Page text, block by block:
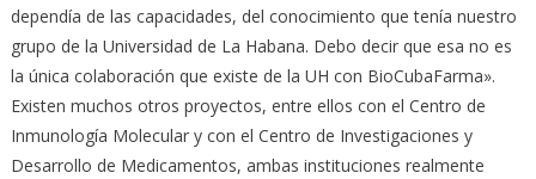
dependía de las capacidades, del conocimiento que tenía nuestro
grupo de la Universidad de La Habana. Debo decir que esa no es
la única colaboración que existe de la UH con BioCubaFarma».
Existen muchos otros proyectos, entre ellos con el Centro de
Inmunología Molecular y con el Centro de Investigaciones y
Desarrollo de Medicamentos, ambas instituciones realmente